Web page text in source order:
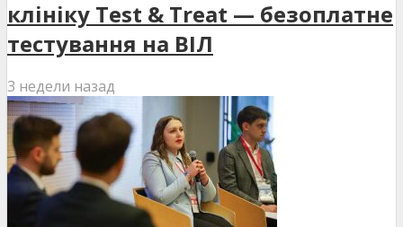
клініку Test & Treat — безоплатне
тестування на ВІЛ
3 недели назад